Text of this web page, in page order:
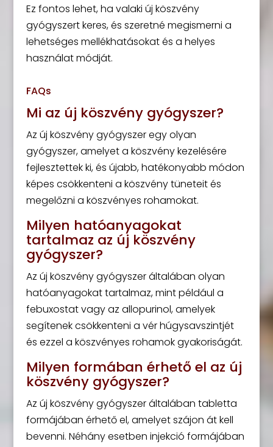
Ez fontos lehet, ha valaki új köszvény
gyógyszert keres, és szeretné megismerni a
lehetséges mellékhatásokat és a helyes
használat módját.
FAQs
Mi az új köszvény gyógyszer?
Az új köszvény gyógyszer egy olyan
gyógyszer, amelyet a köszvény kezelésére
fejlesztettek ki, és újabb, hatékonyabb módon
képes csökkenteni a köszvény tüneteit és
megelőzni a köszvényes rohamokat.
Milyen hatóanyagokat
tartalmaz az új köszvény
gyógyszer?
Az új köszvény gyógyszer általában olyan
hatóanyagokat tartalmaz, mint például a
febuxostat vagy az allopurinol, amelyek
segítenek csökkenteni a vér húgysavszintjét
és ezzel a köszvényes rohamok gyakoriságát.
Milyen formában érhető el az új
köszvény gyógyszer?
Az új köszvény gyógyszer általában tabletta
formájában érhető el, amelyet szájon át kell
bevenni. Néhány esetben injekció formájában